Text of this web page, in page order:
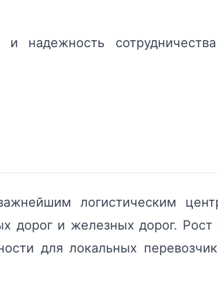
надежность
логистическим
дорог и железных дорог.
для локальных